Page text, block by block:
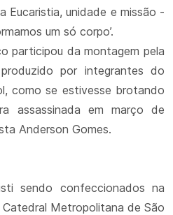
Eucaristia, unidade e missão -
um só corpo’.
participou da montagem pela
por integrantes do
como se estivesse brotando
assassinada em março de
Anderson Gomes.
sendo confeccionados na
Metropolitana de São